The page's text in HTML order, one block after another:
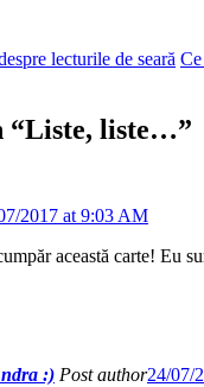
lecturile de seară
“Liste, liste…”
2017 at 9:03 AM
această carte! Eu
:) Post author24/07/